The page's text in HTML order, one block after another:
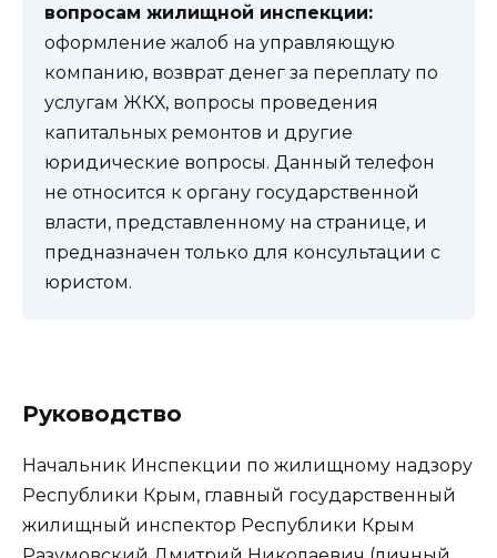
вопросам жилищной инспекции:
оформление жалоб на управляющую
компанию, возврат денег за переплату по
услугам ЖКХ, вопросы проведения
капитальных ремонтов и другие
юридические вопросы. Данный телефон
не относится к органу государственной
власти, представленному на странице, и
предназначен только для консультации с
юристом.
Руководство
Начальник Инспекции по жилищному надзору
Республики Крым, главный государственный
жилищный инспектор Республики Крым